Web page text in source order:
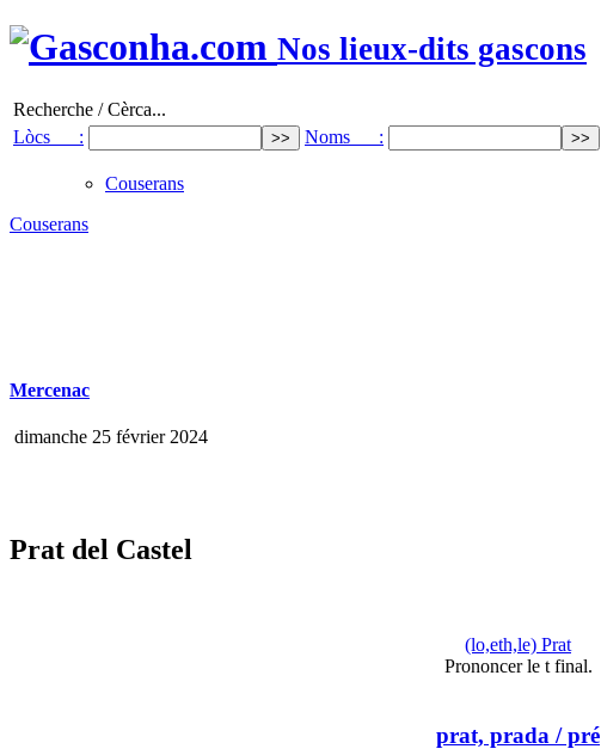
Nos lieux-dits gascons
Recherche / Cèrca...
Lòcs :
Noms :
Couserans
Couserans
Mercenac
dimanche 25 février 2024
Prat del Castel
(lo,eth,le) Prat
Prononcer le t final.
prat, prada / pré